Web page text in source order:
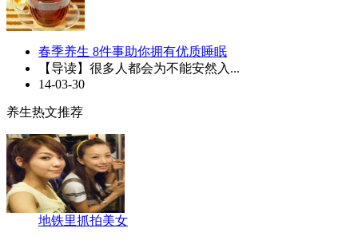
春季养生 8件事助你拥有优质睡眠
【导读】很多人都会为不能安然入...
14-03-30
养生热文推荐
地铁里抓拍美女